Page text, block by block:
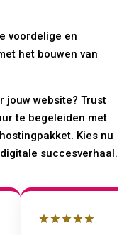
voordelige en
het bouwen van
jouw website? Trust
te begeleiden met
Kies nu
succesverhaal.